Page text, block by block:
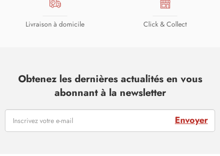
Livraison à domicile Click & Collect
Obtenez les dernières actualités en vous
abonnant à la newsletter
Envoyer